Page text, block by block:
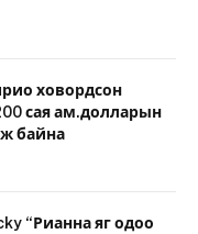
ховордсон
сая ам.долларын
байна
“Рианна яг одоо